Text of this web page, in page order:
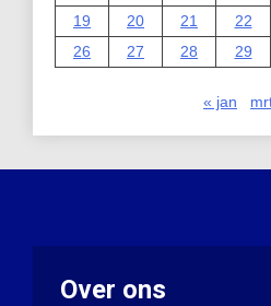
19
20 21 22
26
27 28 29
« jan
Over ons